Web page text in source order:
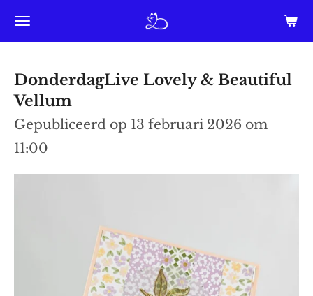
Ga
direct
de
DonderdagLive Lovely & Beautiful
Vellum
Gepubliceerd op 13 februari 2026 om
11:00